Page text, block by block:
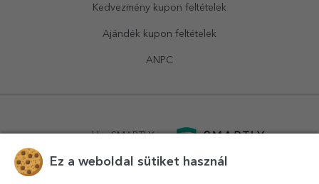
Kedvezmény kupon feltételek
Ajándék kupon feltételek
ANPC
powered bySMARTLY.ro
Ez a weboldal sütiket használ